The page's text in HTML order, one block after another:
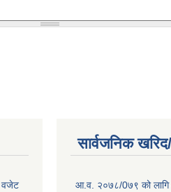
वजेट
सार्वजनिक
आ.व. २०७८/0७९ को